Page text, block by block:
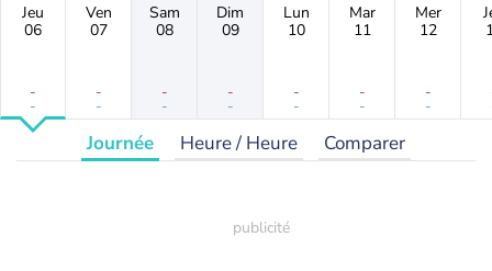
Jeu
06
-
-
Ven
07
-
-
Sam
08
-
-
Dim
09
-
-
Lun
10
-
-
Mar
11
-
-
Mer
12
-
-
Journée Heure / Heure Comparer